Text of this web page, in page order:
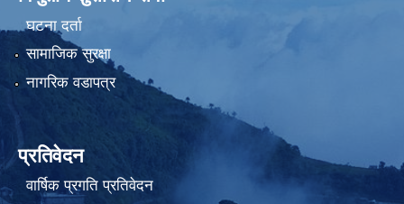
घटना दर्ता
सामाजिक सुरक्षा
नागरिक वडापत्र
प्रतिवेदन
वार्षिक प्रगति प्रतिवेदन